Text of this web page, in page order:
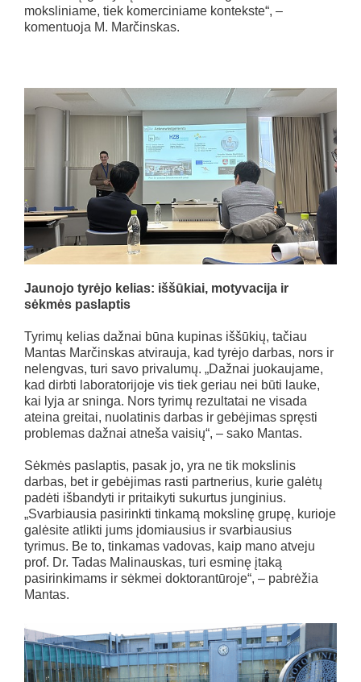
moksliniame, tiek komerciniame kontekste“, –
komentuoja M. Marčinskas.
Jaunojo tyrėjo kelias: iššūkiai, motyvacija ir
sėkmės paslaptis
Tyrimų kelias dažnai būna kupinas iššūkių, tačiau
Mantas Marčinskas atvirauja, kad tyrėjo darbas, nors ir
nelengvas, turi savo privalumų. „Dažnai juokaujame,
kad dirbti laboratorijoje vis tiek geriau nei būti lauke,
kai lyja ar sninga. Nors tyrimų rezultatai ne visada
ateina greitai, nuolatinis darbas ir gebėjimas spręsti
problemas dažnai atneša vaisių“, – sako Mantas.
Sėkmės paslaptis, pasak jo, yra ne tik mokslinis
darbas, bet ir gebėjimas rasti partnerius, kurie galėtų
padėti išbandyti ir pritaikyti sukurtus junginius.
„Svarbiausia pasirinkti tinkamą mokslinę grupę, kurioje
galėsite atlikti jums įdomiausius ir svarbiausius
tyrimus. Be to, tinkamas vadovas, kaip mano atveju
prof. Dr. Tadas Malinauskas, turi esminę įtaką
pasirinkimams ir sėkmei doktorantūroje“, – pabrėžia
Mantas.